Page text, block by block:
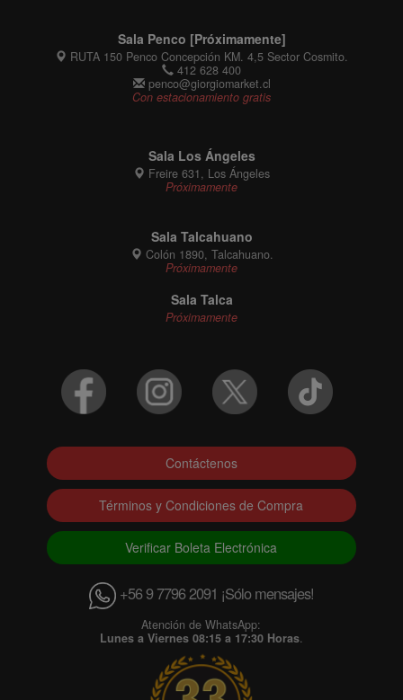
Sala Penco [Próximamente]
RUTA 150 Penco Concepción KM. 4,5 Sector Cosmito.
412 628 400
penco@giorgiomarket.cl
Con estacionamiento gratis
Sala Los Ángeles
Freire 631, Los Ángeles
Próximamente
Sala Talcahuano
Colón 1890, Talcahuano.
Próximamente
Sala Talca
Próximamente
Contáctenos
Términos y Condiciones de Compra
Verificar Boleta Electrónica
+56 9 7796 2091 ¡Sólo mensajes!
Atención de WhatsApp:
Lunes a Viernes 08:15 a 17:30 Horas.